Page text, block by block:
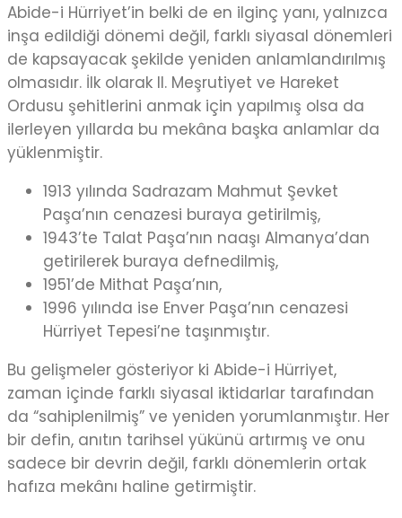
Abide-i Hürriyet’in belki de en ilginç yanı, yalnızca
inşa edildiği dönemi değil, farklı siyasal dönemleri
de kapsayacak şekilde yeniden anlamlandırılmış
olmasıdır. İlk olarak II. Meşrutiyet ve Hareket
Ordusu şehitlerini anmak için yapılmış olsa da
ilerleyen yıllarda bu mekâna başka anlamlar da
yüklenmiştir.
1913 yılında Sadrazam Mahmut Şevket
Paşa’nın cenazesi buraya getirilmiş,
1943’te Talat Paşa’nın naaşı Almanya’dan
getirilerek buraya defnedilmiş,
1951’de Mithat Paşa’nın,
1996 yılında ise Enver Paşa’nın cenazesi
Hürriyet Tepesi’ne taşınmıştır.
Bu gelişmeler gösteriyor ki Abide-i Hürriyet,
zaman içinde farklı siyasal iktidarlar tarafından
da “sahiplenilmiş” ve yeniden yorumlanmıştır. Her
bir defin, anıtın tarihsel yükünü artırmış ve onu
sadece bir devrin değil, farklı dönemlerin ortak
hafıza mekânı haline getirmiştir.